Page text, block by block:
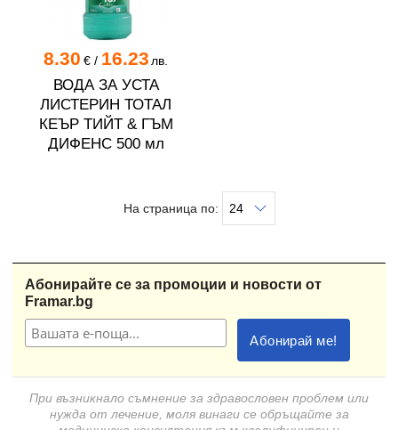
8.30 €/ 16.23 лв.
ВОДА ЗА УСТА
ЛИСТЕРИН ТОТАЛ
КЕЪР ТИЙТ & ГЪМ
ДИФЕНС 500 мл
На страница по:
Абонирайте се за промоции и новости от
Framar.bg
При възникнало съмнение за здравословен проблем или
нужда от лечение, моля винаги се обръщайте за